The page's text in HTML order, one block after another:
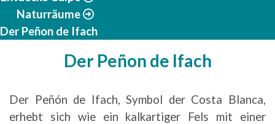
Naturräume
Der Peñon de Ifach
Der Peñon de Ifach
Der Peñón de Ifach, Symbol der Costa Blanca,
erhebt sich wie ein kalkartiger Fels mit einer